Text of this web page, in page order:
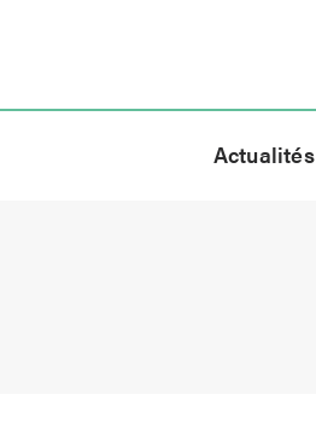
Actualités